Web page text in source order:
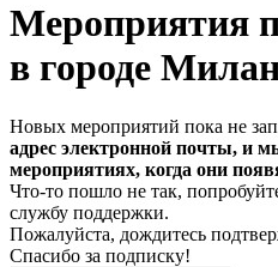
Мероприятия
в городе
Новых мероприятий пока не
адрес электронной почты, и
мероприятиях, когда они
Что-то пошло не так,
службу поддержки.
Пожалуйста, дождитесь
Спасибо за подписку!